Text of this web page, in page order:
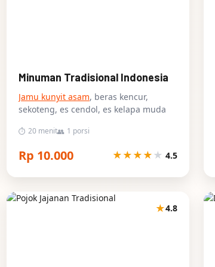
Minuman Tradisional Indonesia
Jamu kunyit asam, beras kencur,
sekoteng, es cendol, es kelapa muda
⏱ 20 menit👥 1 porsi
Rp 10.000 ★★★★★ 4.5
★4.8